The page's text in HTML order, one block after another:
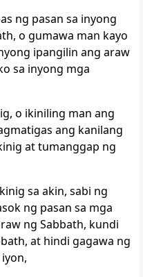
ng pasan sa inyong
o gumawa man kayo
ipangilin ang araw
sa inyong mga
o ikiniling man ang
ang kanilang
at tumanggap ng
sa akin, sabi ng
ng pasan sa mga
ng Sabbath, kundi
at hindi gagawa ng